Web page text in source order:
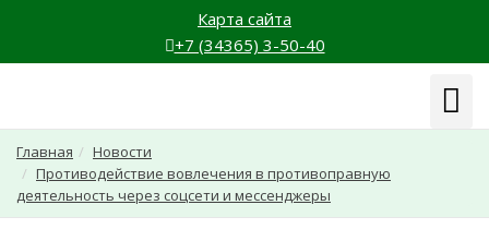
Карта сайта
+7 (34365) 3-50-40
Главная
Новости
Противодействие вовлечения в противоправную
деятельность через соцсети и мессенджеры